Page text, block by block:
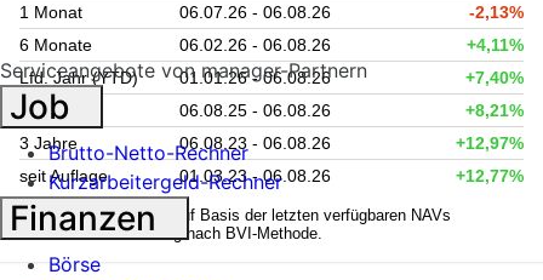
1 Monat 06.07.26 - 06.08.26
-2,13%
6 Monate
06.02.26 - 06.08.26
+4,11%
Lfd. Jahr (YTD)
01.01.26 - 06.08.26
+7,40%
1 Jahr
06.08.25 - 06.08.26
+8,21%
3 Jahre
06.08.23 - 06.08.26
+12,97%
seit Auflage
01.03.23 - 06.08.26 +12,77%
1Kennzahlen werden auf Basis der letzten verfügbaren NAVs
berechnet. Berechnung nach BVI-Methode.
Serviceangebote von manager-Partnern
Job
Brutto-Netto-Rechner
Kurzarbeitergeld-Rechner
Finanzen
Börse